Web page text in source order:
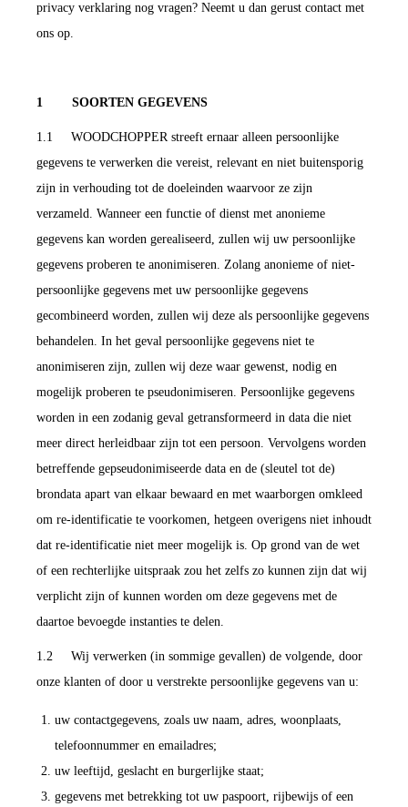
privacy verklaring nog vragen? Neemt u dan gerust contact met
ons op.
1 SOORTEN GEGEVENS
1.1 WOODCHOPPER streeft ernaar alleen persoonlijke
gegevens te verwerken die vereist, relevant en niet buitensporig
zijn in verhouding tot de doeleinden waarvoor ze zijn
verzameld. Wanneer een functie of dienst met anonieme
gegevens kan worden gerealiseerd, zullen wij uw persoonlijke
gegevens proberen te anonimiseren. Zolang anonieme of niet-
persoonlijke gegevens met uw persoonlijke gegevens
gecombineerd worden, zullen wij deze als persoonlijke gegevens
behandelen. In het geval persoonlijke gegevens niet te
anonimiseren zijn, zullen wij deze waar gewenst, nodig en
mogelijk proberen te pseudonimiseren. Persoonlijke gegevens
worden in een zodanig geval getransformeerd in data die niet
meer direct herleidbaar zijn tot een persoon. Vervolgens worden
betreffende gepseudonimiseerde data en de (sleutel tot de)
brondata apart van elkaar bewaard en met waarborgen omkleed
om re-identificatie te voorkomen, hetgeen overigens niet inhoudt
dat re-identificatie niet meer mogelijk is. Op grond van de wet
of een rechterlijke uitspraak zou het zelfs zo kunnen zijn dat wij
verplicht zijn of kunnen worden om deze gegevens met de
daartoe bevoegde instanties te delen.
1.2 Wij verwerken (in sommige gevallen) de volgende, door
onze klanten of door u verstrekte persoonlijke gegevens van u:
uw contactgegevens, zoals uw naam, adres, woonplaats,
telefoonnummer en emailadres;
uw leeftijd, geslacht en burgerlijke staat;
gegevens met betrekking tot uw paspoort, rijbewijs of een